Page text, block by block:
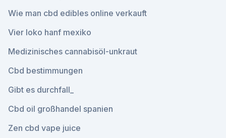
Wie man cbd edibles online verkauft
Vier loko hanf mexiko
Medizinisches cannabisöl-unkraut
Cbd bestimmungen
Gibt es durchfall_
Cbd oil großhandel spanien
Zen cbd vape juice